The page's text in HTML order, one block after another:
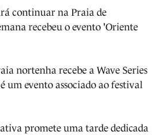
continuar na Praia de
recebeu o evento 'Oriente
nortenha recebe a Wave Series
um evento associado ao festival
promete uma tarde dedicada